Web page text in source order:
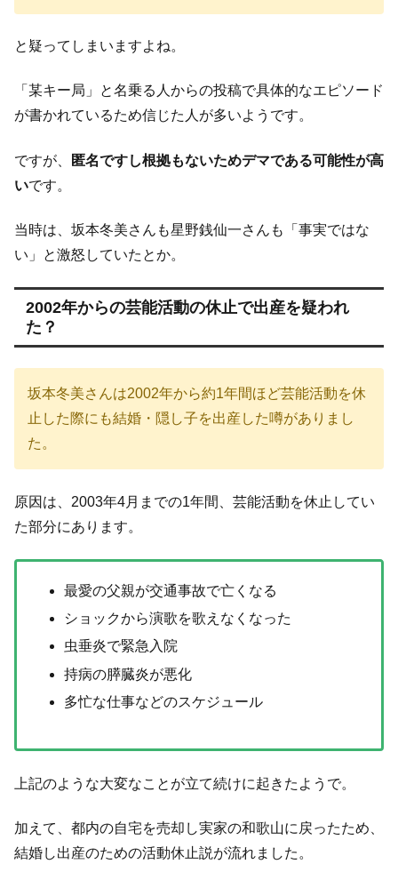
と疑ってしまいますよね。
「某キー局」と名乗る人からの投稿で具体的なエピソード
が書かれているため信じた人が多いようです。
ですが、
匿名ですし根拠もないためデマである可能性が高
いです。
当時は、坂本冬美さんも星野銭仙一さんも「事実ではな
い」と激怒していたとか。
2002年からの芸能活動の休止で出産を疑われ
た？
坂本冬美さんは2002年から約1年間ほど芸能活動を休
止した際にも結婚・隠し子を出産した噂がありまし
た。
原因は、2003年4月までの1年間、芸能活動を休止してい
た部分にあります。
最愛の父親が交通事故で亡くなる
ショックから演歌を歌えなくなった
虫垂炎で緊急入院
持病の膵臓炎が悪化
多忙な仕事などのスケジュール
上記のような大変なことが立て続けに起きたようで。
加えて、都内の自宅を売却し実家の和歌山に戻ったため、
結婚し出産のための活動休止説が流れました。